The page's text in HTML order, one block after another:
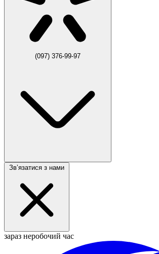
(097) 376-99-97
Звʼязатися з нами
зараз неробочий час